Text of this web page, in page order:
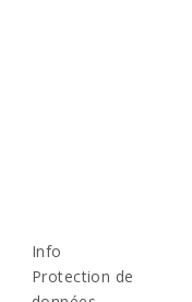
Info
Protection de